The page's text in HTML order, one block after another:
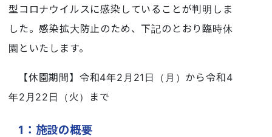
型コロナウイルスに感染していることが判明しま
した。感染拡大防止のため、下記のとおり臨時休
園といたします。
【休園期間】令和4年2月21日（月）から令和4
年2月22日（火）まで
1：施設の概要